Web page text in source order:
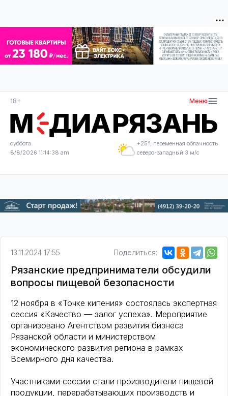
18+ Меню
суббота
8/8/2026 11:14:38 am
+25°, переменная облачность
северо-западный 3 м/с
13.11.2024 17:55 Поделиться:
Рязанские предприниматели обсудили
вопросы пищевой безопасности
12 ноября в «Точке кипения» состоялась экспертная
сессия «Качество — залог успеха». Мероприятие
организовано Агентством развития бизнеса
Рязанской области и министерством
экономического развития региона в рамках
Всемирного дня качества.
Участниками сессии стали производители пищевой
продукции, перерабатывающих производств и